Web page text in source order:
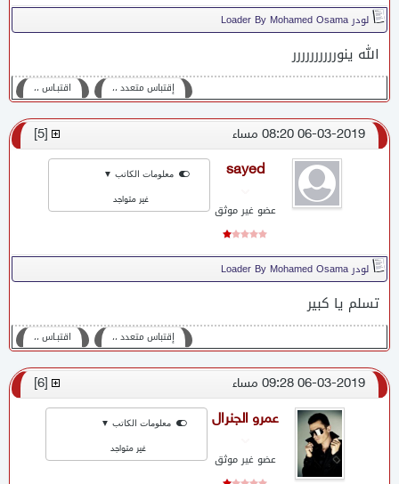
لودر Loader By Mohamed Osama
الله ينورررررررررر
اقتبـاس ،، إقتباس متعدد ،،
06-03-2019 08:20 مساء [
5
sayed
عضو غير موثق
معلومات الكاتب ▼
غير متواجد
لودر Loader By Mohamed Osama
تسلم يا كبير
اقتبـاس ،، إقتباس متعدد ،،
06-03-2019 09:28 مساء [
6
عمرو الجنرال
عضو غير موثق
معلومات الكاتب ▼
غير متواجد